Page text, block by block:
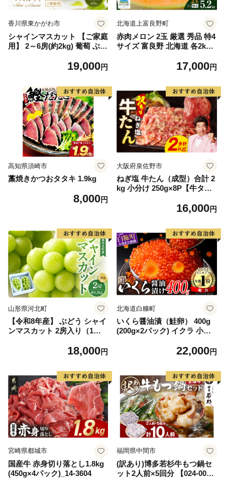
香川県東かがわ市
シャインマスカット 【ご家庭
用】 2～6房(約2kg) 葡萄 ぶど
もの 果実 旬の果物 旬のフル
19,000円
北海道上富良野町
赤肉メロン 2玉 厳選 秀品 特4
サイズ 富良野 北海道 各2kg
富良野 メロン めろん 果物 く
17,000円
高知県須崎市
藁焼きかつおタタキ 1.9kg
8,000円
大阪府泉佐野市
ねぎ塩 牛たん（成型）合計 2
kg 小分け 250g×8P【牛タン
16,000円
山形県河北町
【令和8年産】 ぶどう シャイ
ンマスカット 2房入り（1房6
産【山形eLab】 ka074-023-r
18,000円
北海道白糠町
いくら醤油漬（鮭卵） 400g
(200g×2パック) イクラ 小分
くら醤油漬け 鮭 鮭卵 ikura
大好評品 北海道 白糠町
22,000円
宮崎県都城市
国産牛 赤身切り落とし1.8kg
(450g×4パック)_14-3604
福岡県中間市
(訳あり)博多若杉牛もつ鍋セ
ット2人前×5回分 【024-002